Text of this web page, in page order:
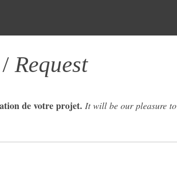
/Request
de votre projet. It will be our pleasure to